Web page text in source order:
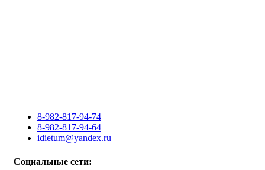
8-982-817-94-74
8-982-817-94-64
idietum@yandex.ru
Социальные сети: